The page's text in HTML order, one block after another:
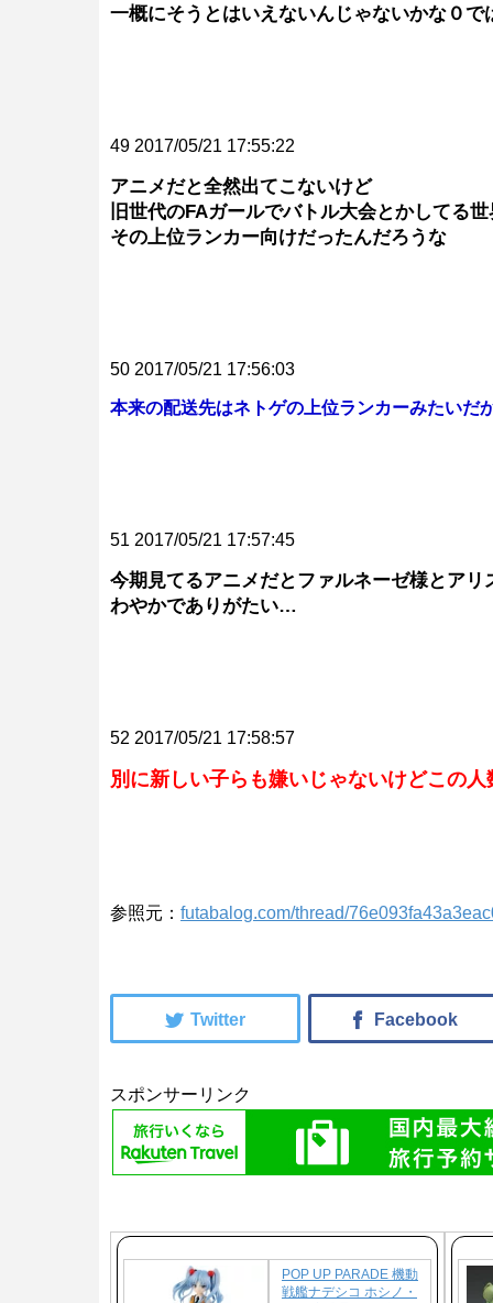
一概にそうとはいえないんじゃないかな０で
49 2017/05/21 17:55:22
アニメだと全然出てこないけど
旧世代のFAガールでバトル大会とかしてる
その上位ランカー向けだったんだろうな
50 2017/05/21 17:56:03
本来の配送先はネトゲの上位ランカーみたい
51 2017/05/21 17:57:45
今期見てるアニメだとファルネーゼ様とア
わやかでありがたい…
52 2017/05/21 17:58:57
別に新しい子らも嫌いじゃないけどこの
参照元： futabalog.com/thread/
スポンサーリンク
POP UP PARADE 機動
戦艦ナデシコ ホシノ・